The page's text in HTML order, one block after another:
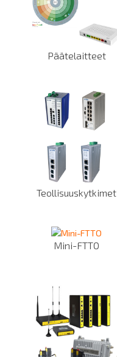
Päätelaitteet
Teollisuuskytkimet
Mini-FTTO